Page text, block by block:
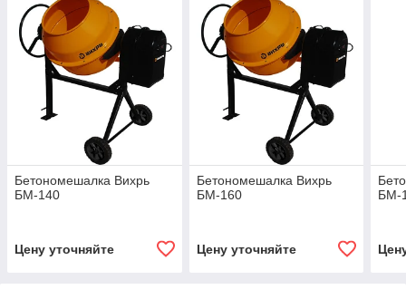
Бетономешалка Вихрь
БМ-140
Цену уточняйте
Бетономешалка Вихрь
БМ-160
Цену уточняйте
БМ-